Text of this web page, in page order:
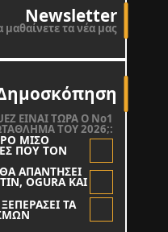
Newsletter
μαθαίνετε τα νέα μας
ΕΙΝΑΙ ΤΩΡΑ Ο Νο1
ΤΟΥ 2026;:
ΜΙΣΟ
ΠΟΥ ΤΟΝ
ΑΠΑΝΤΗΣΕΙ
OGURA KAI
ΤΑ